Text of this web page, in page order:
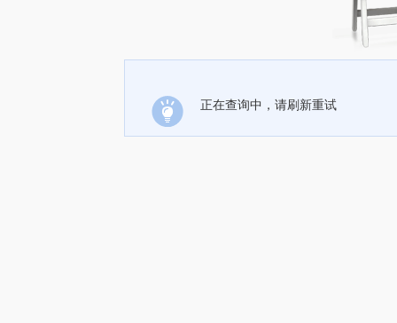
正在查询中，请刷新重试